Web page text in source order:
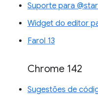
Suporte para
Widget do editor
Farol 13
Chrome 142
Sugestões de